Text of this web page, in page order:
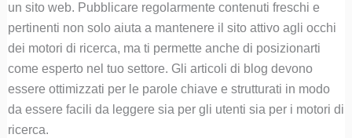
un sito web. Pubblicare regolarmente contenuti freschi e
pertinenti non solo aiuta a mantenere il sito attivo agli occhi
dei motori di ricerca, ma ti permette anche di posizionarti
come esperto nel tuo settore. Gli articoli di blog devono
essere ottimizzati per le parole chiave e strutturati in modo
da essere facili da leggere sia per gli utenti sia per i motori di
ricerca.